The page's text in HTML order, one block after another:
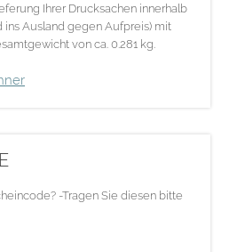
Ihrer Drucksachen innerhalb
ins Ausland gegen Aufpreis) mit
von ca. 0.281 kg.
-Tragen Sie diesen bitte